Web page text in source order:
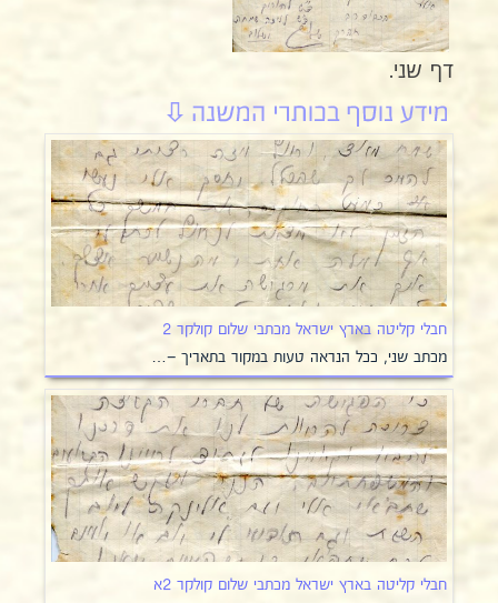
דף שני.
חבלי קליטה בארץ ישראל מכתבי שלום קולקר 2
מכתב שני, ככל הנראה טעות במקור בתאריך –…
חבלי קליטה בארץ ישראל מכתבי שלום קולקר 2א